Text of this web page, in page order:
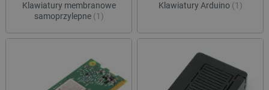
Klawiatury membranowe
samoprzylepne (1)
Klawiatury Arduino (1)